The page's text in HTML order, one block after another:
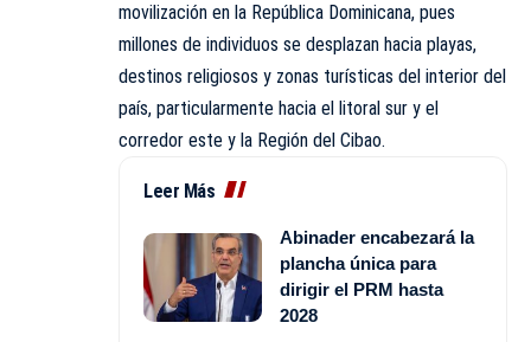
movilización en la República Dominicana, pues
millones de individuos se desplazan hacia playas,
destinos religiosos y zonas turísticas del interior del
país, particularmente hacia el litoral sur y el
corredor este y la Región del Cibao.
Leer Más
Abinader encabezará la
plancha única para
dirigir el PRM hasta
2028